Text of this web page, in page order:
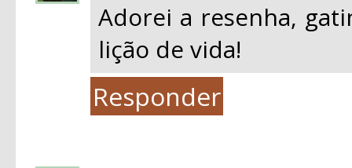
Adorei a resenha,
lição de vida!
Responder